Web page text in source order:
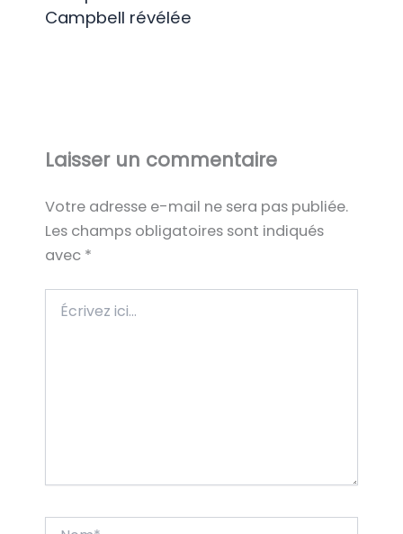
Campbell révélée
Laisser un commentaire
Votre adresse e-mail ne sera pas publiée.
Les champs obligatoires sont indiqués
avec *
ici…